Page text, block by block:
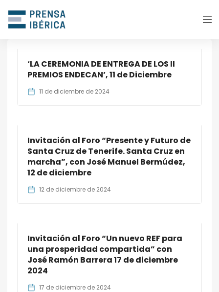
‘LA CEREMONIA DE ENTREGA DE LOS II
PREMIOS ENDECAN’, 11 de Diciembre
11 de diciembre de 2024
Invitación al Foro “Presente y Futuro de
Santa Cruz de Tenerife. Santa Cruz en
marcha”, con José Manuel Bermúdez,
12 de diciembre
12 de diciembre de 2024
Invitación al Foro “Un nuevo REF para
una prosperidad compartida” con
José Ramón Barrera 17 de diciembre
2024
17 de diciembre de 2024